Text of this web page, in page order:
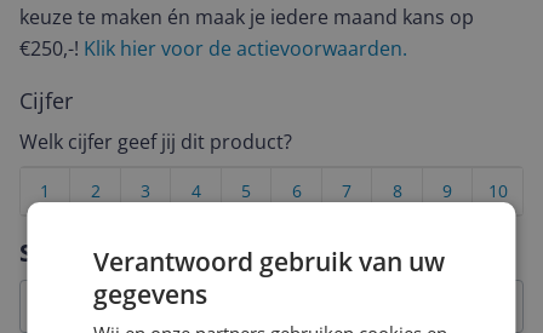
Specificaties
keuze te maken én maak je iedere maand kans op
€250,-! Klik hier voor de actievoorwaarden.
Cijfer
Welk cijfer geef jij dit product?
10
9
8
7
6
5
4
3
2
1
Verantwoord gebruik van uw
gegevens